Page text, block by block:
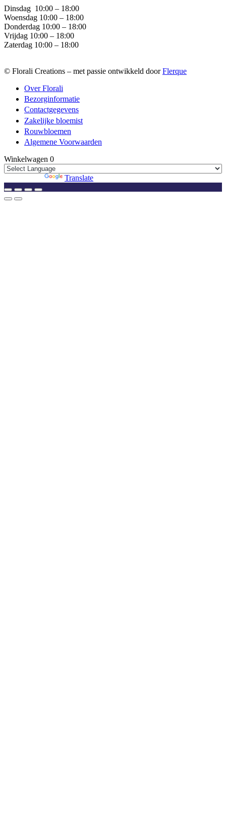
Dinsdag 10:00 – 18:00
Woensdag 10:00 – 18:00
Donderdag 10:00 – 18:00
Vrijdag 10:00 – 18:00
Zaterdag 10:00 – 18:00
© Florali Creations – met passie ontwikkeld doorFlerque
Over Florali
Bezorginformatie
Contactgegevens
Zakelijke bloemist
Rouwbloemen
Algemene Voorwaarden
Winkelwagen 0
Translate